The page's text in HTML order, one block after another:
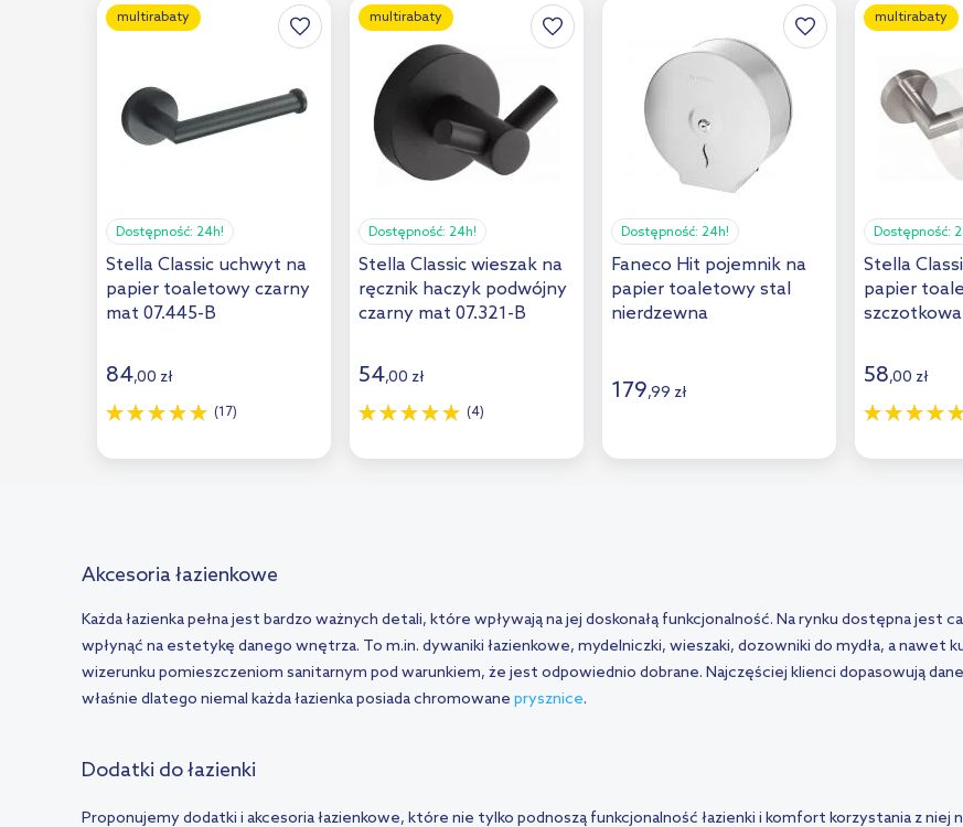
multirabaty
Dostępność: 24h!
Stella Classic uchwyt na
papier toaletowy czarny
mat 07.445-B
84,00 zł
(17)
multirabaty
Dostępność: 24h!
Stella Classic wieszak na
ręcznik haczyk podwójny
czarny mat 07.321-B
54,00 zł
(4)
Dostępność: 24h!
Faneco Hit pojemnik na
papier toaletowy stal
nierdzewna
179,99 zł
multirabaty
Dostępność:
Stella
papier
58,00 zł
Akcesoria łazienkowe
Każda łazienka pełna jest bardzo ważnych detali, które wpływają na jej doskonałą funkcjonalność. Na rynku dostępna jest
wpłynąć na estetykę danego wnętrza. To m.in. dywaniki łazienkowe, mydelniczki, wieszaki, dozowniki do mydła, a nawet
wizerunku pomieszczeniom sanitarnym pod warunkiem, że jest odpowiednio dobrane. Najczęściej klienci dopasowują
właśnie dlatego niemal każda łazienka posiada chromowane prysznice.
Dodatki do łazienki
Proponujemy dodatki i akcesoria łazienkowe, które nie tylko podnoszą funkcjonalność łazienki i komfort korzystania z niej